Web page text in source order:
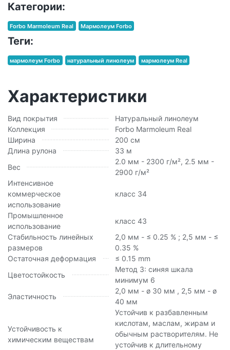
Категории:
Forbo Marmoleum Real Мармолеум Forbo
Теги:
мармолеум Forbo натуральный линолеум мармолеум Real
Характеристики
Вид покрытия
Натуральный линолеум
Коллекция
Forbo Marmoleum Real
Ширина
200 см
Длина рулона
33 м
Вес
2.0 мм - 2300 г/м², 2.5 мм -
2900 г/м²
Интенсивное
коммерческое
использование
класс 34
Промышленное
использование
класс 43
Стабильность линейных
размеров
2,0 мм - ≤ 0.25 % ; 2,5 мм - ≤
0.35 %
Остаточная деформация
≤ 0.15 mm
Цветостойкость
Метод 3: синяя шкала
минимум 6
Эластичность
2,0 мм - ø 30 мм , 2,5 мм - ø
40 мм
Устойчивость к
химическим веществам
Устойчив к разбавленным
кислотам, маслам, жирам и
обычным растворителям. Не
устойчив к длительному